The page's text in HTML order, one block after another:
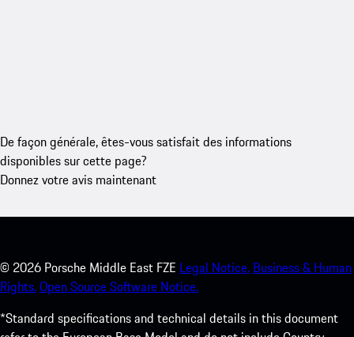
De façon générale, êtes-vous satisfait des informations
disponibles sur cette page?
Donnez votre avis maintenant
© 2026 Porsche Middle East FZE Legal Notice. Business & Human
Rights.Open Source Software Notice.
*Standard specifications and technical details in this document